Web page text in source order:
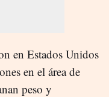
en Estados Unidos
en el área de
peso y